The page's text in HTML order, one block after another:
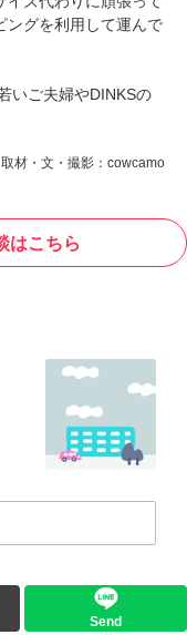
ングを利用して運んで
いご夫婦やDINKSの
取材・文・撮影：cowcamo
はこちら
Send